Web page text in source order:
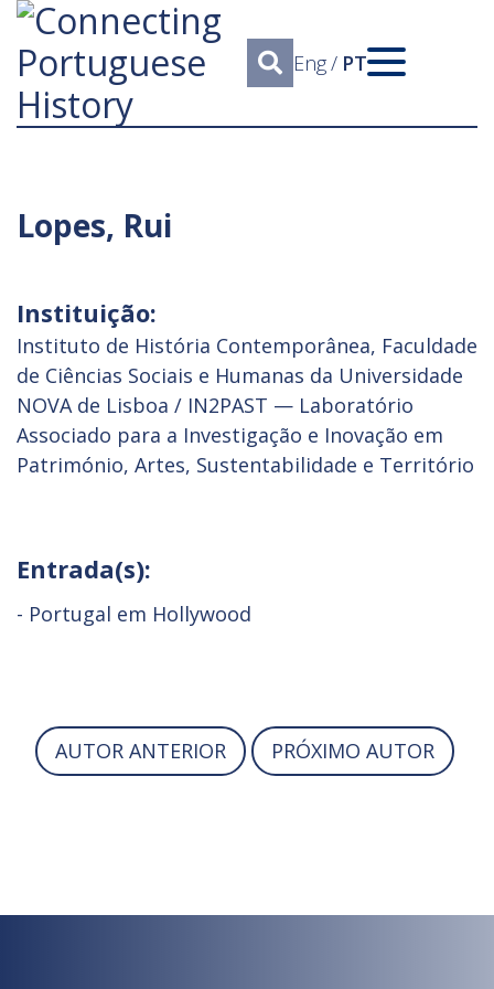
Eng/ PT
Lopes, Rui
Instituição:
Instituto de História Contemporânea, Faculdade
de Ciências Sociais e Humanas da Universidade
NOVA de Lisboa / IN2PAST — Laboratório
Associado para a Investigação e Inovação em
Património, Artes, Sustentabilidade e Território
Entrada(s):
- Portugal em Hollywood
AUTOR ANTERIOR PRÓXIMO AUTOR